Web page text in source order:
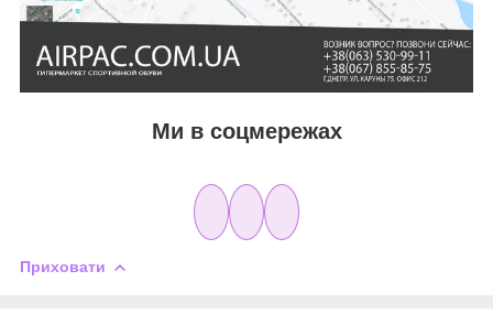
Ми в соцмережах
Приховати